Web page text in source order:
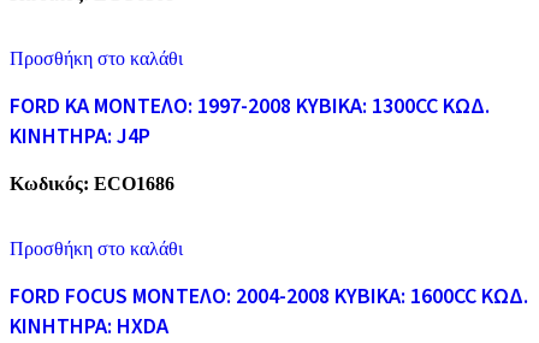
Προσθήκη στο καλάθι
FORD KA ΜΟΝΤΕΛΟ: 1997-2008 ΚΥΒΙΚΑ: 1300CC ΚΩΔ.
ΚΙΝΗΤΗΡΑ: J4P
Κωδικός: ECO1686
Προσθήκη στο καλάθι
FORD FOCUS ΜΟΝΤΕΛΟ: 2004-2008 ΚΥΒΙΚΑ: 1600CC ΚΩΔ.
ΚΙΝΗΤΗΡΑ: HXDA